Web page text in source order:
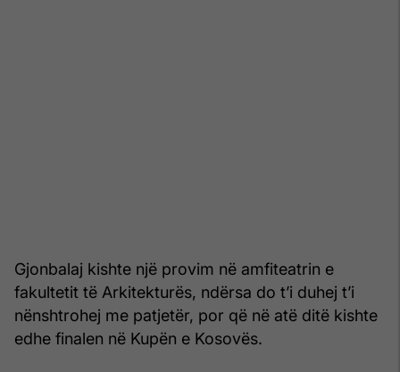
Gjonbalaj kishte një provim në amfiteatrin e
fakultetit të Arkitekturës, ndërsa do t’i duhej t’i
nënshtrohej me patjetër, por që në atë ditë kishte
edhe finalen në Kupën e Kosovës.